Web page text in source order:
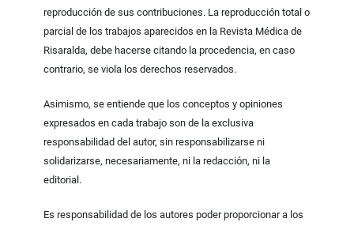
reproducción de sus contribuciones. La reproducción total o
parcial de los trabajos aparecidos en la Revista Médica de
Risaralda, debe hacerse citando la procedencia, en caso
contrario, se viola los derechos reservados.
Asimismo, se entiende que los conceptos y opiniones
expresados en cada trabajo son de la exclusiva
responsabilidad del autor, sin responsabilizarse ni
solidarizarse, necesariamente, ni la redacción, ni la
editorial.
Es responsabilidad de los autores poder proporcionar a los